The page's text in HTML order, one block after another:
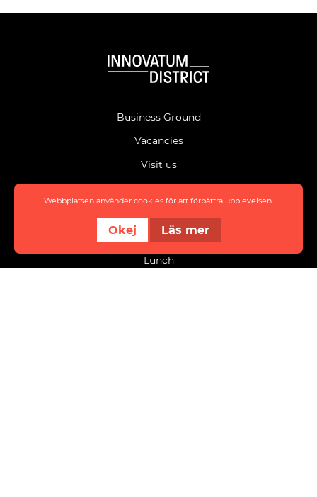
Business Ground
Vacancies
Visit us
Eat & meet
Event
Lunch
Webbplatsen använder cookies för att förbättra upplevelsen.
Okej Läs mer